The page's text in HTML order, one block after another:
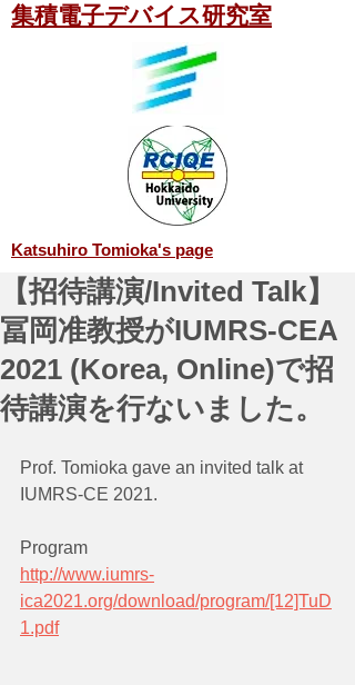
集積電子デバイス研究室
Katsuhiro Tomioka's page
【招待講演/Invited Talk】
冨岡准教授がIUMRS-CEA
2021 (Korea, Online)で招
待講演を行ないました。
Prof. Tomioka gave an invited talk at
IUMRS-CE 2021.
Program
http://www.iumrs-
ica2021.org/download/program/[12]TuD
1.pdf